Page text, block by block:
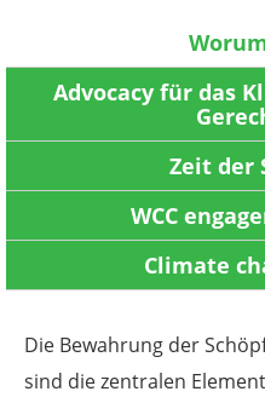
Advocacy für das
Zeit der
WCC
Climate
Die Bewahrung der
sind die zentralen